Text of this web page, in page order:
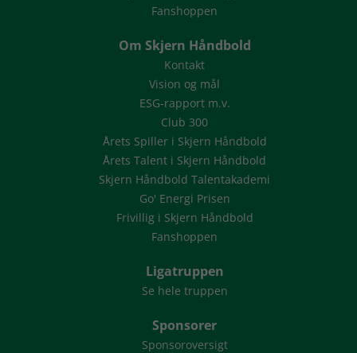
Fanshoppen
Om Skjern Håndbold
Kontakt
Vision og mål
ESG-rapport m.v.
Club 300
Årets Spiller i Skjern Håndbold
Årets Talent i Skjern Håndbold
Skjern Håndbold Talentakademi
Go' Energi Prisen
Frivillig i Skjern Håndbold
Fanshoppen
Ligatruppen
Se hele truppen
Sponsorer
Sponsoroversigt